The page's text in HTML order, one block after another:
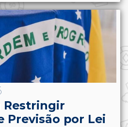
Restringir
Previsão por Lei